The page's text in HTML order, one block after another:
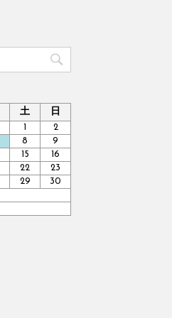
土 日
1
2
8
9
15
16
22
23
29
30